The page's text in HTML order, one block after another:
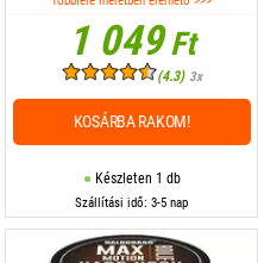
1 049Ft
(4.3) 3x
Készleten 1 db
Szállítási idő: 3-5 nap
KOSÁRBA RAKOM!